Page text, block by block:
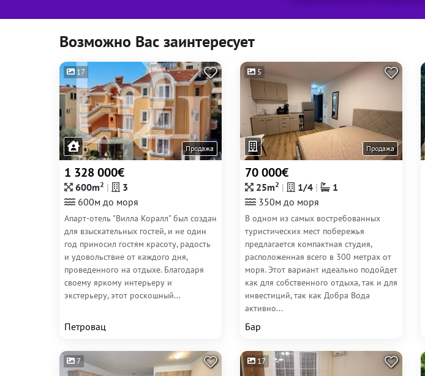
Возможно Вас заинтересует
17
Продажа
1 328 000€
600m2
3
600м до моря
Апарт-отель "Вилла Коралл" был создан
для взыскательных гостей, и не один
год приносил гостям красоту, радость
и удовольствие от каждого дня,
проведенного на отдыхе. Благодаря
своему яркому интерьеру и
экстерьеру, этот роскошный...
Петровац
5
Продажа
70 000€
25m2 1/4
1
350м до моря
В одном из самых востребованных
туристических мест побережья
предлагается компактная студия,
расположенная всего в 300 метрах от
моря. Этот вариант идеально подойдет
как для собственного отдыха, так и для
инвестиций, так как Добра Вода
активно...
Бар
7 17